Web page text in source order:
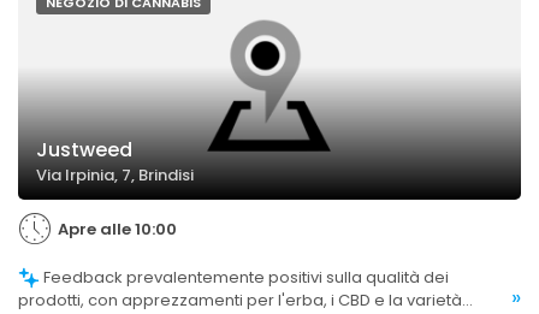
Justweed
Via Irpinia, 7, Brindisi
Apre alle 10:00
prodotti, con apprezzamenti per l'erba, i CBD e la varietà
»